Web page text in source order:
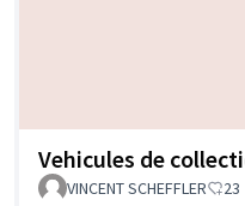
Vehicules de
VINCENT SCHEFFLER 23